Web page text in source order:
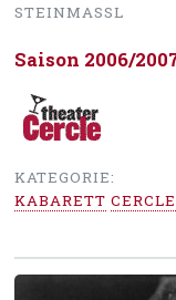
STEINMASSL
Saison 2006/
KATEGORIE:
KABARETT CERCLE